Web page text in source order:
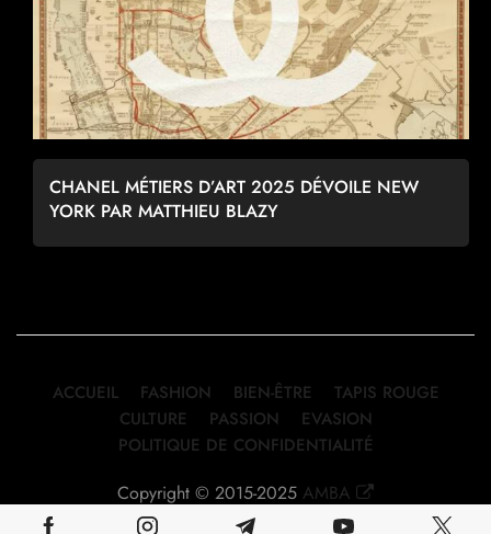
CHANEL MÉTIERS D’ART 2025 DÉVOILE NEW
YORK PAR MATTHIEU BLAZY
ACCUEIL FASHION BIEN-ÊTRE
TAPIS ROUGE
CULTURE
PASSION
EVASION
POLITIQUE DE CONFIDENTIALITÉ
Copyright © 2015-2025 AMBA